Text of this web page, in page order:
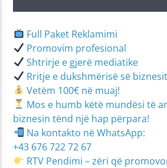
Full Paket Reklamimi
Promovim profesional
Shtrirje e gjerë mediatike
Rritje e dukshmërisë së
Vetëm 100€ në muaj!
Mos e humb këtë mundësi të
biznesin tënd një hap përpara!
Na kontakto në WhatsApp:
+43 676 722 72 67
RTV Pendimi – zëri që